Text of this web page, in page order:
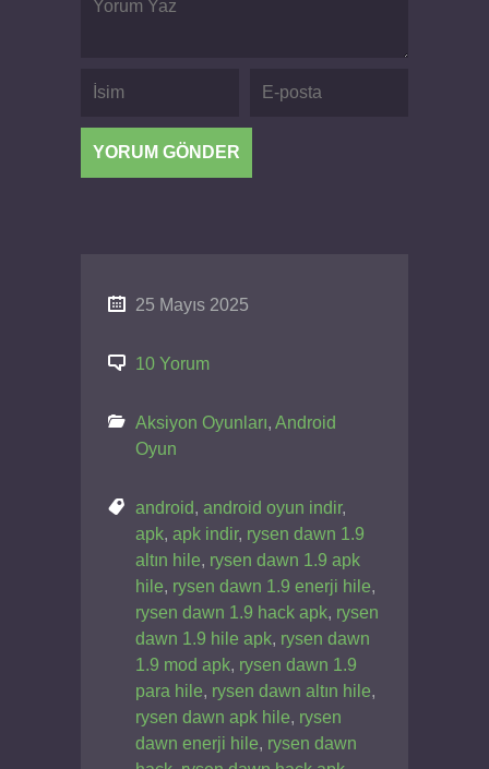
25 Mayıs 2025
10 Yorum
Aksiyon Oyunları, Android
Oyun
android, android oyun indir,
apk, apk indir, rysen dawn 1.9
altın hile, rysen dawn 1.9 apk
hile, rysen dawn 1.9 enerji hile,
rysen dawn 1.9 hack apk, rysen
dawn 1.9 hile apk, rysen dawn
1.9 mod apk, rysen dawn 1.9
para hile, rysen dawn altın hile,
rysen dawn apk hile, rysen
dawn enerji hile, rysen dawn